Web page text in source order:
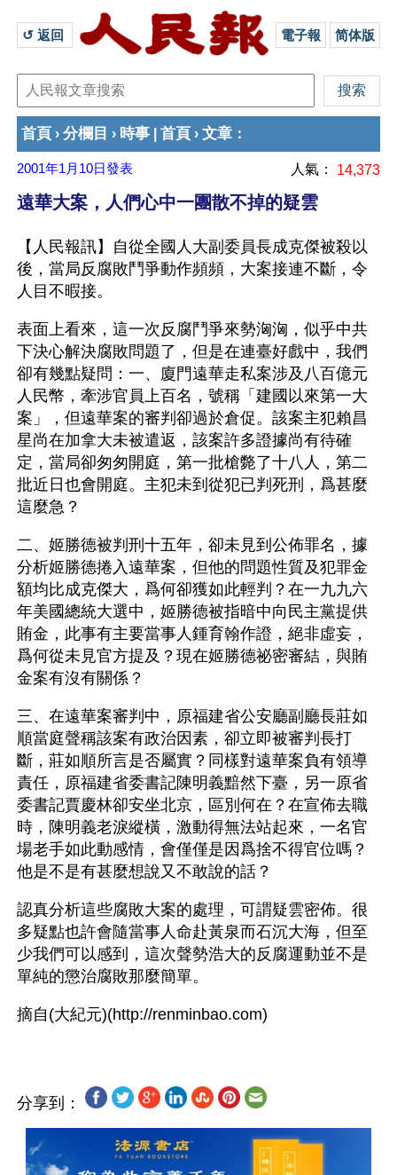
↺ 返回 電子報 简体版
首頁 › 分欄目 › 時事 首頁 › 文章 ：
2001年1月10日發表 人氣： 14,373
遠華大案，人們心中一團散不掉的疑雲
【人民報訊】自從全國人大副委員長成克傑被殺以
後，當局反腐敗鬥爭動作頻頻，大案接連不斷，令
人目不暇接。
表面上看來，這一次反腐鬥爭來勢洶洶，似乎中共
下決心解決腐敗問題了，但是在連臺好戲中，我們
卻有幾點疑問：一、廈門遠華走私案涉及八百億元
人民幣，牽涉官員上百名，號稱「建國以來第一大
案」，但遠華案的審判卻過於倉促。該案主犯賴昌
星尚在加拿大未被遣返，該案許多證據尚有待確
定，當局卻匆匆開庭，第一批槍斃了十八人，第二
批近日也會開庭。主犯未到從犯已判死刑，爲甚麼
這麼急？
二、姬勝德被判刑十五年，卻未見到公佈罪名，據
分析姬勝德捲入遠華案，但他的問題性質及犯罪金
額均比成克傑大，爲何卻獲如此輕判？在一九九六
年美國總統大選中，姬勝德被指暗中向民主黨提供
賄金，此事有主要當事人鍾育翰作證，絕非虛妄，
爲何從未見官方提及？現在姬勝德祕密審結，與賄
金案有沒有關係？
三、在遠華案審判中，原福建省公安廳副廳長莊如
順當庭聲稱該案有政治因素，卻立即被審判長打
斷，莊如順所言是否屬實？同樣對遠華案負有領導
責任，原福建省委書記陳明義黯然下臺，另一原省
委書記賈慶林卻安坐北京，區別何在？在宣佈去職
時，陳明義老淚縱橫，激動得無法站起來，一名官
場老手如此動感情，會僅僅是因爲捨不得官位嗎？
他是不是有甚麼想說又不敢說的話？
認真分析這些腐敗大案的處理，可謂疑雲密佈。很
多疑點也許會隨當事人命赴黃泉而石沉大海，但至
少我們可以感到，這次聲勢浩大的反腐運動並不是
單純的懲治腐敗那麼簡單。
分享到：